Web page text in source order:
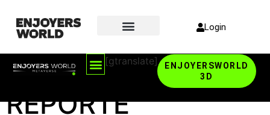
Login
[gtranslate]
ENJOYERSWORLD
3D
REPORTE